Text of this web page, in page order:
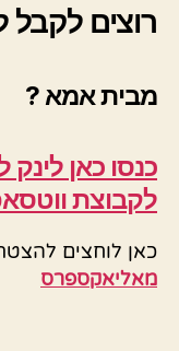
רוצים לקבל
מבית אמא ?
כנסו כאן
לקבוצת
כאן לוחצים
מאליאקספרס